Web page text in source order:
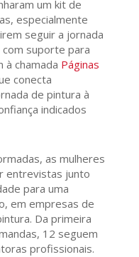
um kit de
especialmente
seguir a jornada
suporte para
chamada Páginas
conecta
de pintura à
indicados
as mulheres
entrevistas junto
para uma
em empresas de
Da primeira
12 seguem
profissionais.